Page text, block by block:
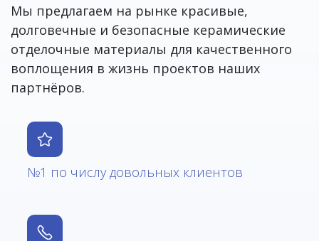
Мы предлагаем на рынке красивые,
долговечные и безопасные керамические
отделочные материалы для качественного
воплощения в жизнь проектов наших
партнёров.
№1 по числу довольных клиентов